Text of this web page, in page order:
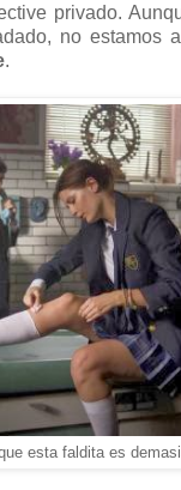
privado.
no estamos
.
esta faldita es